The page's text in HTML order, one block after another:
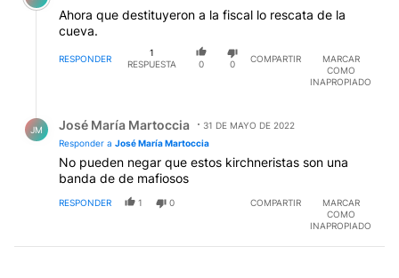
Ahora que destituyeron a la fiscal lo rescata de la
cueva.
RESPONDER
1
RESPUESTA
0 0
COMPARTIR
MARCAR
COMO
INAPROPIADO
JM José María Martoccia
31 DE MAYO DE 2022
Responder a José María Martoccia
No pueden negar que estos kirchneristas son una
banda de de mafiosos
RESPONDER 1 0 COMPARTIR
MARCAR
COMO
INAPROPIADO